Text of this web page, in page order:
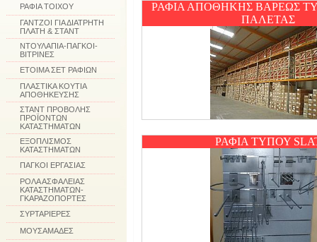
ΡΑΦΙΑ ΤΟΙΧΟΥ
ΓΑΝΤΖΟΙ ΓΙΑ ΔΙΑΤΡΗΤΗ
ΠΛΑΤΗ & ΣΤΑΝΤ
ΝΤΟΥΛΑΠΙΑ-ΠΑΓΚΟΙ-
ΒΙΤΡΙΝΕΣ
ΕΤΟΙΜΑ ΣΕΤ ΡΑΦΙΩΝ
ΠΛΑΣΤΙΚΑ ΚΟΥΤΙΑ
ΑΠΟΘΗΚΕΥΣΗΣ
ΣΤΑΝΤ ΠΡΟΒΟΛΗΣ
ΠΡΟΪΟΝΤΩΝ
ΚΑΤΑΣΤΗΜΑΤΩΝ
ΕΞΟΠΛΙΣΜΟΣ
ΚΑΤΑΣΤΗΜΑΤΩΝ
ΠΑΓΚΟΙ ΕΡΓΑΣΙΑΣ
ΡΟΛΑ ΑΣΦΑΛΕΙΑΣ
ΚΑΤΑΣΤΗΜΑΤΩΝ-
ΓΚΑΡΑΖΟΠΟΡΤΕΣ
ΣΥΡΤΑΡΙΕΡΕΣ
ΜΟΥΣΑΜΑΔΕΣ
ΡΑΦΙΑ ΑΠΟΘΗΚΗΣ ΒΑΡΕΩΣ
ΠΑΛΕΤΑΣ
ΡΑΦΙΑ ΤΥΠΟΥ